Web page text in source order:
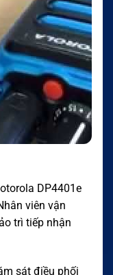
DP4401e
viên vận
trì tiếp nhận
sát điều phối